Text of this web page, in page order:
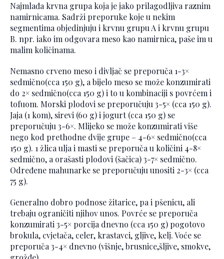
Najmlađa krvna grupa koja je jako prilagodljiva raznim
namirnicama. Sadrži preporuke koje u nekim
segmentima objedinjuju i krvnu grupu A i krvnu grupu
B. npr. iako im odgovara meso kao namirnica, paše im u
malim količinama.
Nemasno crveno meso i divljač se preporuča 1-3×
sedmično(cca 150 g), a bijelo meso se može konzumirati
do 2× sedmično(cca 150 g) i to u kombinaciji s povrćem i
tofuom. Morski plodovi se preporučuju 3-5× (cca 150 g).
Jaja (1 kom), sirevi (60 g) i jogurt (cca 150 g) se
preporučuju 3-6×. Mlijeko se može konzumirati više
nego kod prethodne dvije grupe – 4-6× sedmično(cca
150 g). 1 žlica ulja i masti se preporuča u količini 4-8×
sedmično, a orašasti plodovi (šačica) 3-7× sedmično.
Određene mahunarke se preporučuju unositi 2-3× (cca
75 g).
Generalno dobro podnose žitarice, pa i pšenicu, ali
trebaju ograničiti njihov unos. Povrće se preporuča
konzumirati 3-5× porcija dnevno (cca 150 g) pogotovo
brokula, cvjetača, celer, krastavci, gljive, kelj. Voće se
preporuča 3-4× dnevno (višnje, brusnice,šljive, smokve,